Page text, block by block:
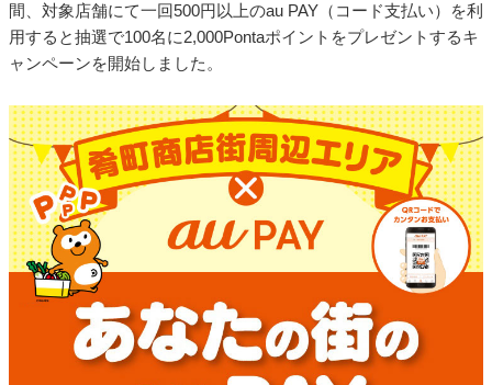
間、対象店舗にて一回500円以上のau PAY（コード支払い）を利
用すると抽選で100名に2,000Pontaポイントをプレゼントするキ
ャンペーンを開始しました。